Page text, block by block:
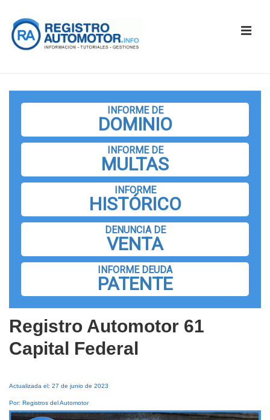
Saltar
principal
INFORME DE
DOMINIO
INFORME DE
MULTAS
INFORME
HISTÓRICO
DENUNCIA DE
VENTA
INFORME DEUDA
PATENTE
Registro Automotor 61
Capital Federal
Actualizada el: 27 de junio de 2023
Por: Registros del Automotor